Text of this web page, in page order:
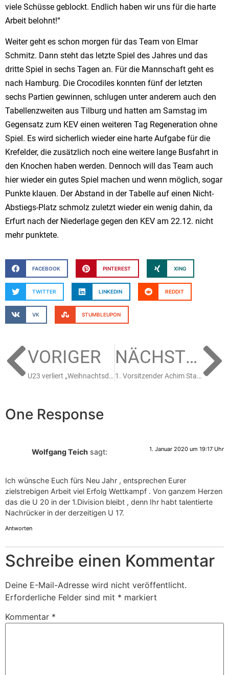
viele Schüsse geblockt. Endlich haben wir uns für die harte
Arbeit belohnt!“
Weiter geht es schon morgen für das Team von Elmar
Schmitz. Dann steht das letzte Spiel des Jahres und das
dritte Spiel in sechs Tagen an. Für die Mannschaft geht es
nach Hamburg. Die Crocodiles konnten fünf der letzten
sechs Partien gewinnen, schlugen unter anderem auch den
Tabellenzweiten aus Tilburg und hatten am Samstag im
Gegensatz zum KEV einen weiteren Tag Regeneration ohne
Spiel. Es wird sicherlich wieder eine harte Aufgabe für die
Krefelder, die zusätzlich noch eine weitere lange Busfahrt in
den Knochen haben werden. Dennoch will das Team auch
hier wieder ein gutes Spiel machen und wenn möglich, sogar
Punkte klauen. Der Abstand in der Tabelle auf einen Nicht-
Abstiegs-Platz schmolz zuletzt wieder ein wenig dahin, da
Erfurt nach der Niederlage gegen den KEV am 22.12. nicht
mehr punktete.
FACEBOOK PINTEREST XING
TWITTER LINKEDIN REDDIT
VK STUMBLEUPON
VORIGER
U23 verliert „Weihnachtsduell“ in Rostock
NÄCHSTER
1. Vorsitzender Achim Staudt wird 60 Jahre jung
One Response
Wolfgang Teich sagt: 1. Januar 2020 um 19:17 Uhr
Ich wünsche Euch fürs Neu Jahr , entsprechen Eurer
zielstrebigen Arbeit viel Erfolg Wettkampf . Von ganzem Herzen
das die U 20 in der 1.Division bleibt , denn Ihr habt talentierte
Nachrücker in der derzeitigen U 17.
Antworten
Schreibe einen Kommentar
Deine E-Mail-Adresse wird nicht veröffentlicht.
Erforderliche Felder sind mit * markiert
Kommentar *